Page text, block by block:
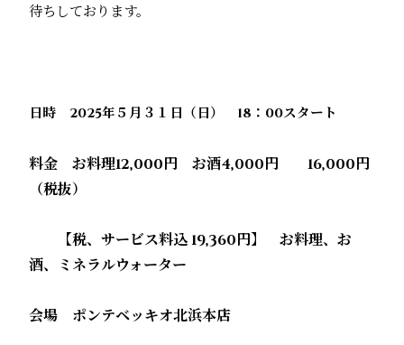
待ちしております。
日時 2025年５月３１日（日） 18 ： 00スタート
料金 お料理12,000円 お酒4,000円16,000円
（税抜）
【税、サービス料込19,360円】 お料理、お
酒、ミネラルウォーター
会場 ポンテベッキオ北浜本店